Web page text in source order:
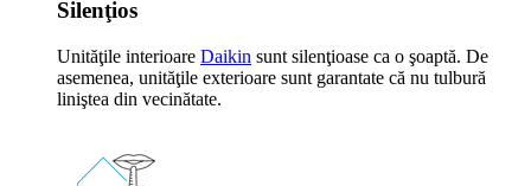
Silenţios
Unităţile interioare Daikin sunt silenţioase ca o şoaptă. De
asemenea, unităţile exterioare sunt garantate că nu tulbură
liniştea din vecinătate.